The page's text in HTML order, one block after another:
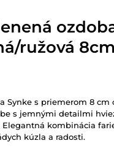
ružová
Synke s priemerom 8 cm
s jemnými detailmi
Elegantná kombinácia
kúzla a radosti.